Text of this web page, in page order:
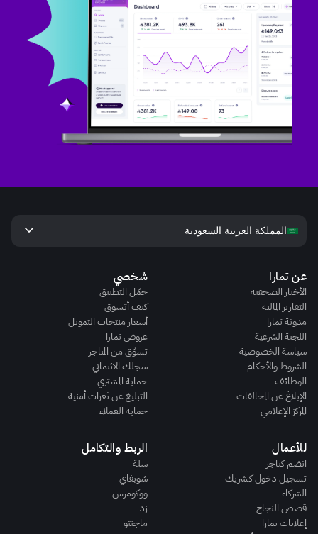
عن تمارا
الأخبار الصحفية
التقارير المالية
مدونة تمارا
اللجنة الشرعية
سياسة الخصوصية
الشروط والأحكام
الوظائف
الإبلاغ عن المخالفات
المركز الإعلامي
شخصي
حمّل التطبيق
كيف أتسوق
أسعار منتجات التمويل
عروض تمارا
تسوّق من المتاجر
سجلك الائتماني
حماية المشتري
التبليغ عن ثغرات أمنية
حماية العملاء
للأعمال
انضم كتاجر
تسجيل دخول كـشريك
الشركاء
قصص النجاح
إعلانات تمارا
الربط والتكامل
سلة
شوبفاي
ووكومرس
زد
ماجنتو
المملكة العربية السعودية keyboard_arrow_down